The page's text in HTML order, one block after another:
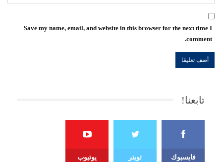
Save my name, email, and website in this browser for the next time I
comment.
تابعنا!
فايسبوك تويتر يوتيوب